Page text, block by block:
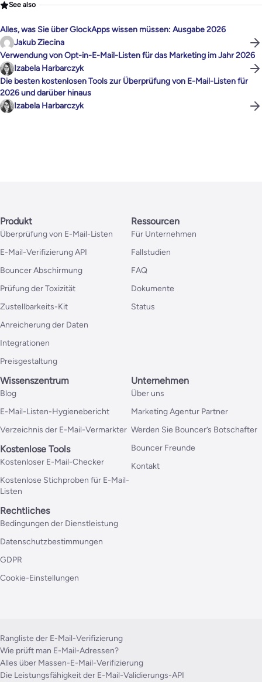
See also
Alles, was Sie über GlockApps wissen müssen: Ausgabe 2026
Jakub Ziecina
Verwendung von Opt-in-E-Mail-Listen für das Marketing im Jahr 2026
Izabela Harbarczyk
Die besten kostenlosen Tools zur Überprüfung von E-Mail-Listen für
2026 und darüber hinaus
Izabela Harbarczyk
Produkt
Überprüfung von E-Mail-Listen
E-Mail-Verifizierung API
Bouncer Abschirmung
Prüfung der Toxizität
Zustellbarkeits-Kit
Anreicherung der Daten
Integrationen
Preisgestaltung
Ressourcen
Für Unternehmen
Fallstudien
FAQ
Dokumente
Status
Wissenszentrum
Blog
E-Mail-Listen-Hygienebericht
Verzeichnis der E-Mail-Vermarkter
Kostenlose Tools
Kostenloser E-Mail-Checker
Kostenlose Stichproben für E-Mail-
Listen
Unternehmen
Über uns
Marketing Agentur Partner
Werden Sie Bouncer’s Botschafter
Bouncer Freunde
Kontakt
Rechtliches
Bedingungen der Dienstleistung
Datenschutzbestimmungen
GDPR
Cookie-Einstellungen
Rangliste der E-Mail-Verifizierung
Wie prüft man E-Mail-Adressen?
Alles über Massen-E-Mail-Verifizierung
Die Leistungsfähigkeit der E-Mail-Validierungs-API